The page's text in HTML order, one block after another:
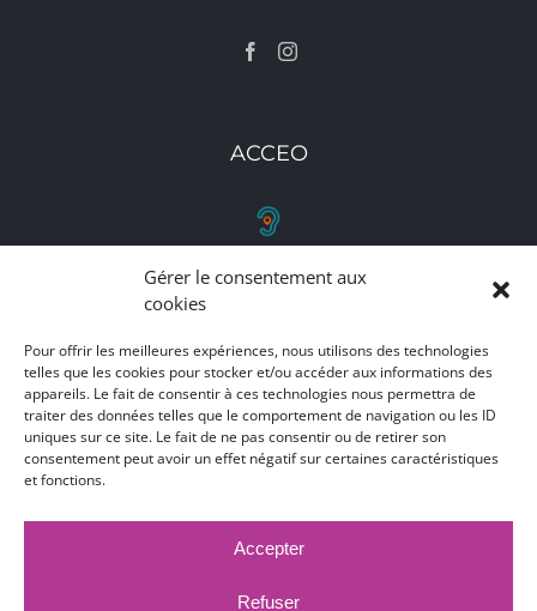
Gérer le consentement aux
cookies
Pour offrir les meilleures expériences, nous utilisons des technologies
telles que les cookies pour stocker et/ou accéder aux informations des
appareils. Le fait de consentir à ces technologies nous permettra de
traiter des données telles que le comportement de navigation ou les ID
uniques sur ce site. Le fait de ne pas consentir ou de retirer son
consentement peut avoir un effet négatif sur certaines caractéristiques
et fonctions.
Accepter
Refuser
ACCEO
RETROUVEZ-NOUS
Toutes nos adresses, coordonnées et horaires
d'ouverture
CLIQUEZ ICI